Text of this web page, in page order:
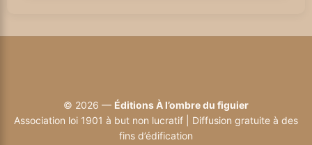
HUMAIN
LA
DEMEURE
D’ELOHÎM
© 2026 — Éditions À l’ombre du figuier
Association loi 1901 à but non lucratif | Diffusion gratuite à des
fins d’édification